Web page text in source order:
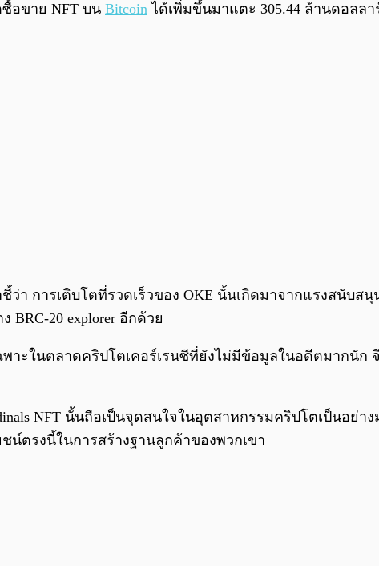
ซื้อขาย NFT บน Bitcoin ได้เพิ่มขึ้นมาแตะ 305.44 ล้านดอลล
ว่า การเติบโตที่รวดเร็วของ OKE นั้นเกิดมาจากแรงสนับสนุ
20 explorer อีกด้วย
ะในตลาดคริปโตเคอร์เรนซีที่ยังไม่มีข้อมูลในอดีตมากนัก
NFT นั้นถือเป็นจุดสนใจในอุตสาหกรรมคริปโตเป็นอย่
น์ตรงนี้ในการสร้างฐานลูกค้าของพวกเขา